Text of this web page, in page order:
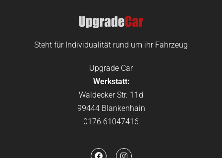
Steht für Individualität rund um ihr Fahrzeug
Upgrade Car
Werkstatt:
Waldecker Str. 11d
99444 Blankenhain
0176 61047416